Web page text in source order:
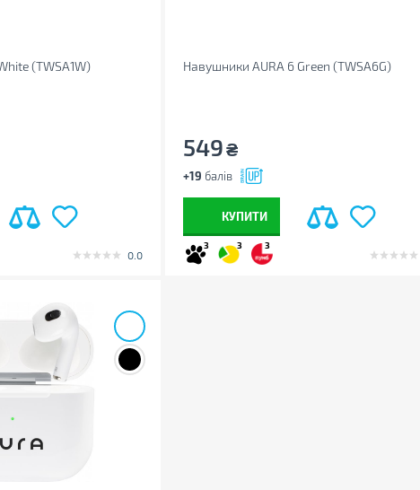
(TWSA1W)
0.0
Навушники AURA 6 Green (TWSA6G)
549₴
+19 балів
КУПИТИ
3 3 3